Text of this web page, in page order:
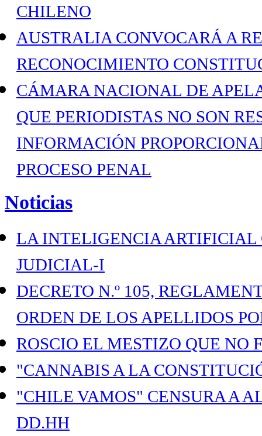
CHILENO
AUSTRALIA CONVOCARÁ A
RECONOCIMIENTO
CÁMARA NACIONAL DE
QUE PERIODISTAS NO SON
INFORMACIÓN
PROCESO PENAL
Noticias
LA INTELIGENCIA ARTIFICIAL
JUDICIAL-I
DECRETO N.º 105,
ORDEN DE LOS APELLIDOS
ROSCIO EL MESTIZO QUE NO
"CANNABIS A LA
"CHILE VAMOS" CENSURA A
DD.HH